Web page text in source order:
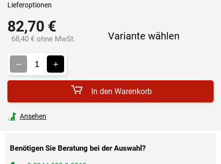
82,70 €
68,40 € ohne MwSt. Variante wählen
Lieferoptionen
In den Warenkorb
Ansehen
Benötigen Sie Beratung bei der Auswahl?